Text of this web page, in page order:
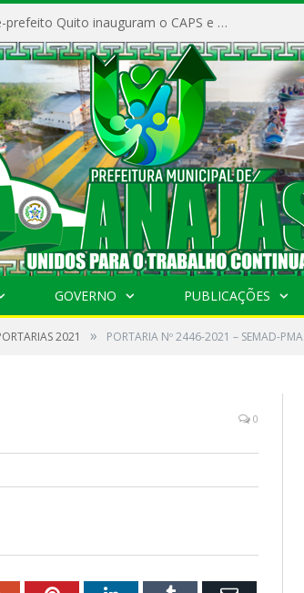
Prefeito Vivaldo Mendes e vice-prefeito Quito inauguram o CAPS e fortalecem a saúde pública em Anajás.
GOVERNO PUBLICAÇÕES
2021 » PORTARIA Nº 2446-2021 – SEMAD-PMA
0